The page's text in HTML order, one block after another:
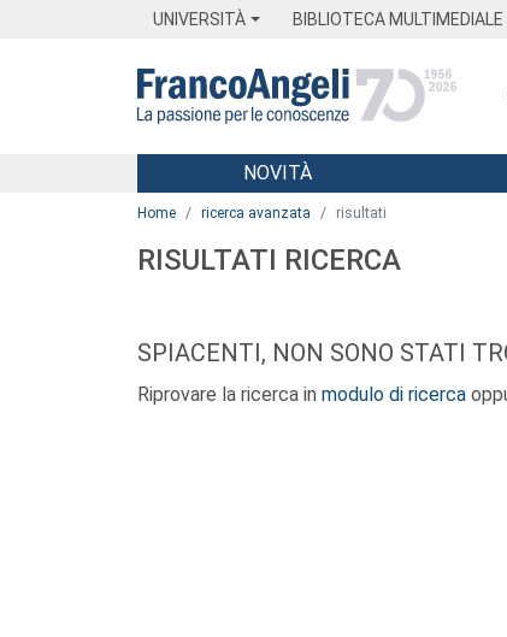
UNIVERSITÀ BIBLIOTECA MULTIMEDIALE
Menu
NOVITÀ
Home ricerca avanzata risultati
RISULTATI RICERCA
SPIACENTI, NON SONO STATI
Riprovare la ricerca in modulo di ricerca